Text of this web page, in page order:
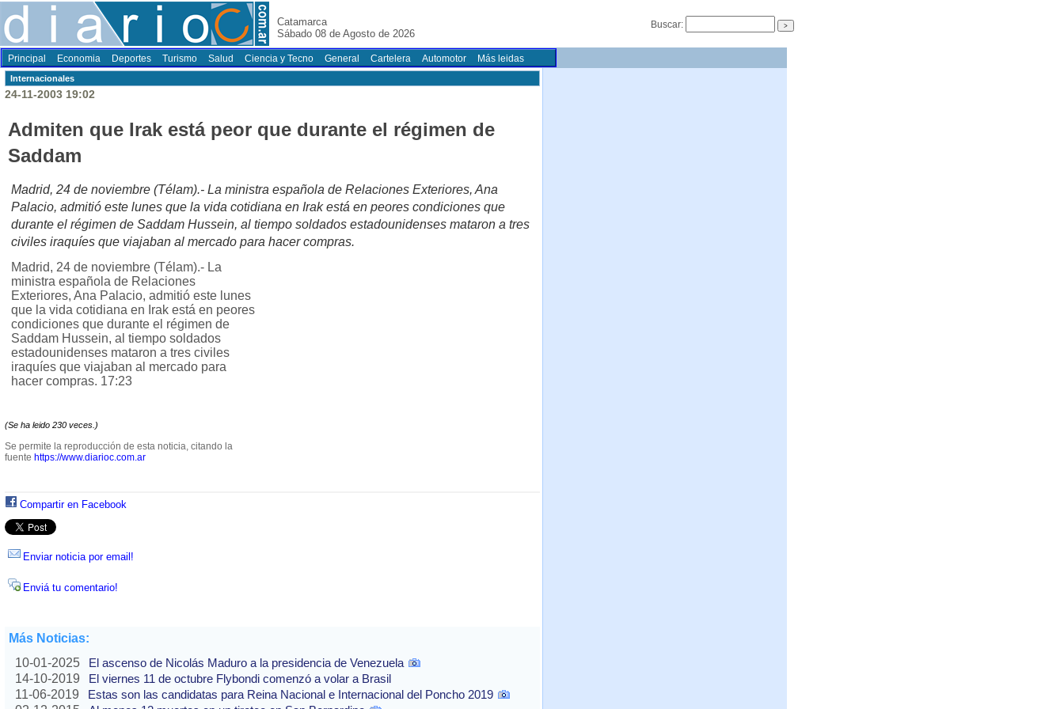
Catamarca
Sábado 08 de Agosto de 2026
Buscar:
Principal Economia Deportes Turismo Salud Ciencia y Tecno General Cartelera Automotor Más leidas
Internacionales
24-11-2003 19:02
Admiten que Irak está peor que durante el régimen de
Saddam
Madrid, 24 de noviembre (Télam).- La ministra española de Relaciones Exteriores, Ana
Palacio, admitió este lunes que la vida cotidiana en Irak está en peores condiciones que
durante el régimen de Saddam Hussein, al tiempo soldados estadounidenses mataron a tres
civiles iraquíes que viajaban al mercado para hacer compras.
Madrid, 24 de noviembre (Télam).- La
ministra española de Relaciones
Exteriores, Ana Palacio, admitió este lunes
que la vida cotidiana en Irak está en peores
condiciones que durante el régimen de
Saddam Hussein, al tiempo soldados
estadounidenses mataron a tres civiles
iraquíes que viajaban al mercado para
hacer compras. 17:23
(Se ha leido 230 veces.)
Se permite la reproducción de esta noticia, citando la
fuente https://www.diarioc.com.ar
Compartir en Facebook
Enviar noticia por email!
Enviá tu comentario!
Más Noticias:
10-01-2025
El ascenso de Nicolás Maduro a la presidencia de Venezuela
14-10-2019
El viernes 11 de octubre Flybondi comenzó a volar a Brasil
11-06-2019
Estas son las candidatas para Reina Nacional e Internacional del Poncho 2019